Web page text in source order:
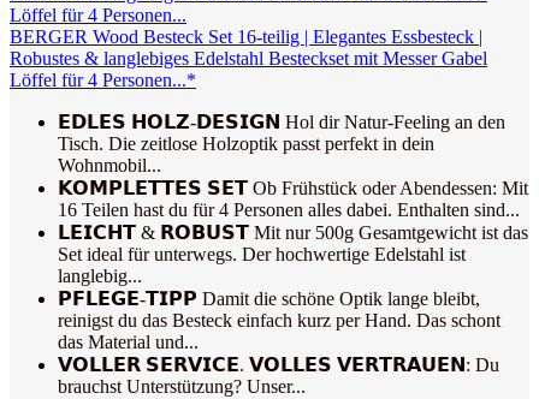
BERGER Wood Besteck Set 16-teilig | Elegantes Essbesteck |
Robustes & langlebiges Edelstahl Besteckset mit Messer Gabel
Löffel für 4 Personen...*
𝗘𝗗𝗟𝗘𝗦 𝗛𝗢𝗟𝗭-𝗗𝗘𝗦𝗜𝗚𝗡 Hol dir Natur-Feeling an den
Tisch. Die zeitlose Holzoptik passt perfekt in dein
Wohnmobil...
𝗞𝗢𝗠𝗣𝗟𝗘𝗧𝗧𝗘𝗦 𝗦𝗘𝗧 Ob Frühstück oder Abendessen: Mit
16 Teilen hast du für 4 Personen alles dabei. Enthalten sind...
𝗟𝗘𝗜𝗖𝗛𝗧 & 𝗥𝗢𝗕𝗨𝗦𝗧 Mit nur 500g Gesamtgewicht ist das
Set ideal für unterwegs. Der hochwertige Edelstahl ist
langlebig...
𝗣𝗙𝗟𝗘𝗚𝗘-𝗧𝗜𝗣𝗣 Damit die schöne Optik lange bleibt,
reinigst du das Besteck einfach kurz per Hand. Das schont
das Material und...
𝗩𝗢𝗟𝗟𝗘𝗥 𝗦𝗘𝗥𝗩𝗜𝗖𝗘. 𝗩𝗢𝗟𝗟𝗘𝗦 𝗩𝗘𝗥𝗧𝗥𝗔𝗨𝗘𝗡: Du
brauchst Unterstützung? Unser...